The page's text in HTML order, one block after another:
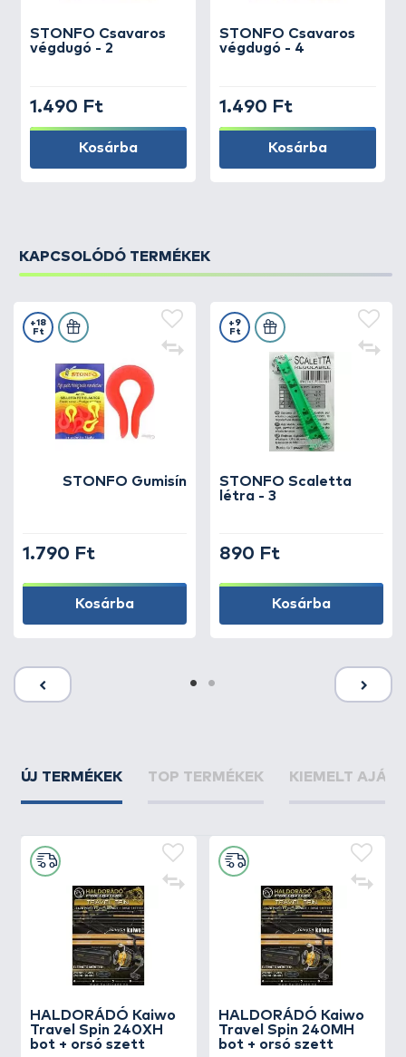
STONFO Csavaros
végdugó - 2
1.490 Ft
Kosárba
STONFO Csavaros
végdugó - 4
1.490 Ft
Kosárba
KAPCSOLÓDÓ TERMÉKEK
STONFO Gumisín
+18
Ft
1.790 Ft
Kosárba
STONFO Scaletta
létra - 3
+9
Ft
890 Ft
Kosárba
ÚJ TERMÉKEK TOP TERMÉKEK KIEMELT
HALDORÁDÓ Kaiwo
Travel Spin 240XH
bot + orsó szett
HALDORÁDÓ Kaiwo
Travel Spin 240MH
bot + orsó szett